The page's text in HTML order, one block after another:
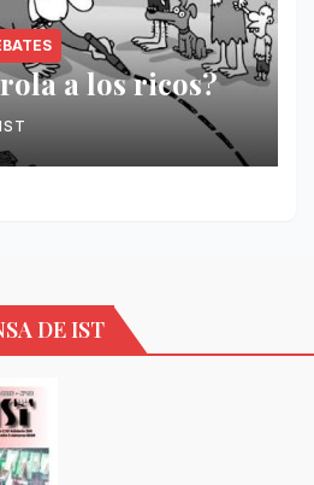
a los ricos?
IST
DE IST